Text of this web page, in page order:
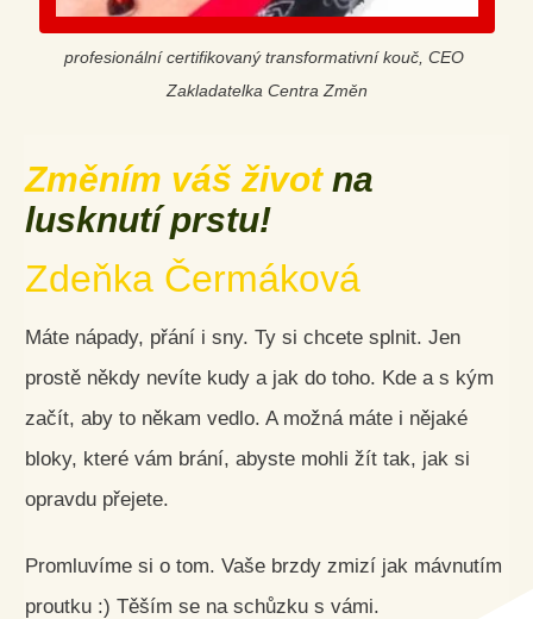
profesionální certifikovaný transformativní kouč, CEO
Zakladatelka Centra Změn
Změním váš život na
lusknutí prstu!
Zdeňka Čermáková
Máte nápady, přání i sny. Ty si chcete splnit. Jen
prostě někdy nevíte kudy a jak do toho. Kde a s kým
začít, aby to někam vedlo. A možná máte i nějaké
bloky, které vám brání, abyste mohli žít tak, jak si
opravdu přejete.
Promluvíme si o tom. Vaše brzdy zmizí jak mávnutím
proutku :) Těším se na schůzku s vámi.